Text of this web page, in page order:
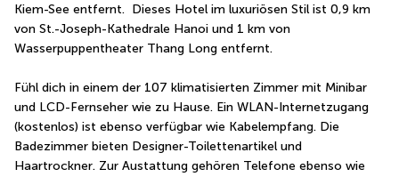
Kiem-See entfernt.  Dieses Hotel im luxuriösen Stil ist 0,9 km
von St.-Joseph-Kathedrale Hanoi und 1 km von
Wasserpuppentheater Thang Long entfernt.
Fühl dich in einem der 107 klimatisierten Zimmer mit Minibar
und LCD-Fernseher wie zu Hause. Ein WLAN-Internetzugang
(kostenlos) ist ebenso verfügbar wie Kabelempfang. Die
Badezimmer bieten Designer-Toilettenartikel und
Haartrockner. Zur Austattung gehören Telefone ebenso wie